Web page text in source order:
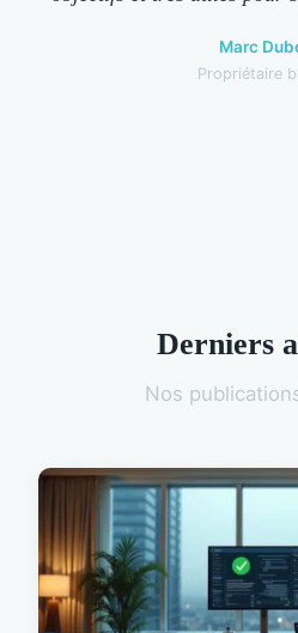
Marc
Propriétaire
Derniers
Nos